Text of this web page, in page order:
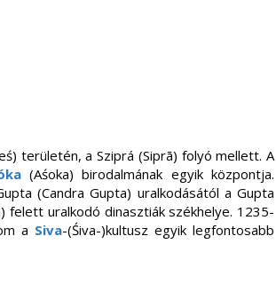
területén, a Sziprá (Siprā) folyó mellett. A
(Aśoka) birodalmának egyik központja.
(Candra Gupta) uralkodásától a Gupta
felett uralkodó dinasztiák székhelye. 1235-
a Siva-(Śiva-)kultusz egyik legfontosabb